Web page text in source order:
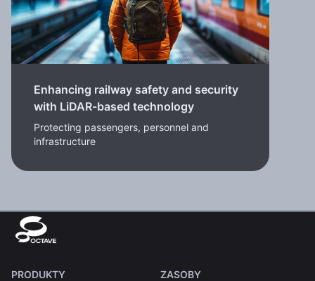
Enhancing railway safety and security
with LiDAR-based technology
Protecting passengers, personnel and
infrastructure
PRODUKTY
ZASOBY